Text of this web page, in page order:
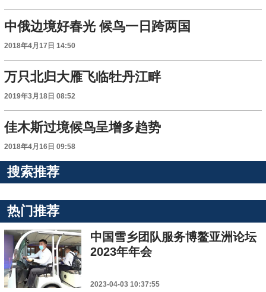
中俄边境好春光 候鸟一日跨两国
2018年4月17日 14:50
万只北归大雁飞临牡丹江畔
2019年3月18日 08:52
佳木斯过境候鸟呈增多趋势
2018年4月16日 09:58
搜索推荐
热门推荐
中国雪乡团队服务博鳌亚洲论坛
2023年年会
2023-04-03 10:37:55